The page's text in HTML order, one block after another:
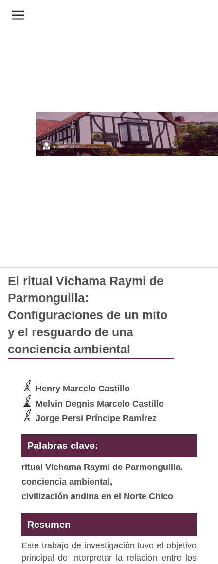
El ritual Vichama Raymi de
Parmonguilla:
Configuraciones de un mito
y el resguardo de una
conciencia ambiental
Henry Marcelo Castillo
Melvin Degnis Marcelo Castillo
Jorge Persi Príncipe Ramírez
Palabras clave:
ritual Vichama Raymi de Parmonguilla,
conciencia ambiental,
civilización andina en el Norte Chico
Resumen
Este trabajo de investigación tuvo el objetivo
principal de interpretar la relación entre los